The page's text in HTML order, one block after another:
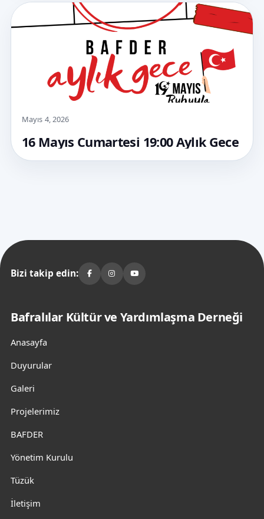
Mayıs 4, 2026
16 Mayıs Cumartesi 19:00 Aylık Gece
Bizi takip edin:
Bafralılar Kültür ve Yardımlaşma Derneği
Anasayfa
Duyurular
Galeri
Projelerimiz
BAFDER
Yönetim Kurulu
Tüzük
İletişim